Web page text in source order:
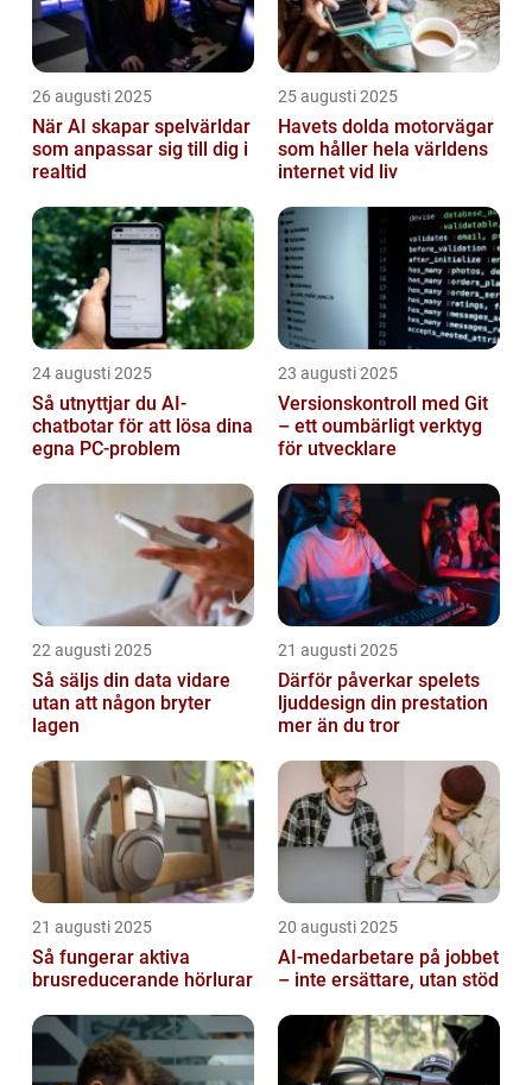
26 augusti 2025
När AI skapar spelvärldar
som anpassar sig till dig i
realtid
25 augusti 2025
Havets dolda motorvägar
som håller hela världens
internet vid liv
24 augusti 2025
Så utnyttjar du AI-
chatbotar för att lösa dina
egna PC-problem
23 augusti 2025
Versionskontroll med Git
– ett oumbärligt verktyg
för utvecklare
22 augusti 2025
Så säljs din data vidare
utan att någon bryter
lagen
21 augusti 2025
Därför påverkar spelets
ljuddesign din prestation
mer än du tror
21 augusti 2025
Så fungerar aktiva
brusreducerande hörlurar
20 augusti 2025
AI‑medarbetare på jobbet
– inte ersättare, utan stöd